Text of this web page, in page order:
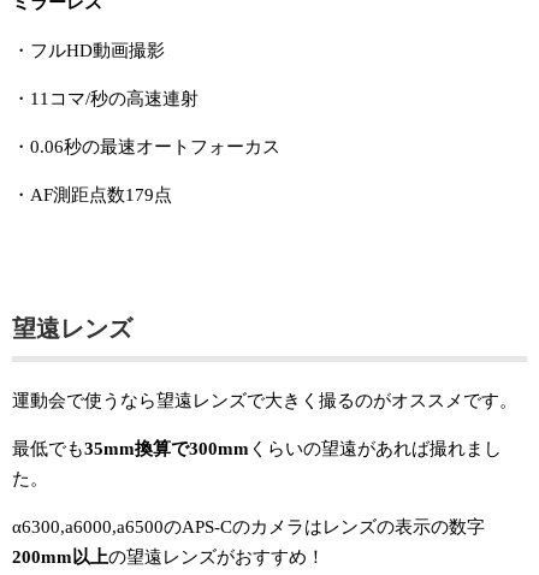
・フルHD動画撮影
・11コマ/秒の高速連射
・0.06秒の最速オートフォーカス
・AF測距点数179点
望遠レンズ
運動会で使うなら望遠レンズで大きく撮るのがオススメです。
最低でも35mm換算で300mm くらいの望遠があれば撮れまし
た。
α6300,a6000,a6500のAPS-Cのカメラはレンズの表示の数字
200mm以上の望遠レンズがおすすめ！